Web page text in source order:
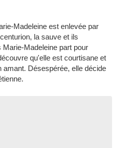
Madeleine est enlevée par
la sauve et ils
Madeleine part pour
qu'elle est courtisane et
amant. Désespérée, elle décide